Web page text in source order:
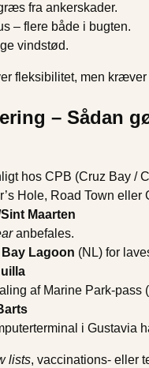
fra ankerskader.
– flere både i bugten.
vindstød.
fleksibilitet, men
– Sådan
hos CPB (Cruz Bay /
Hole, Road Town
Maarten
anbefales.
Lagoon (NL) for
af Marine Park-pass
i Gustavia
lists, vaccinations- eller